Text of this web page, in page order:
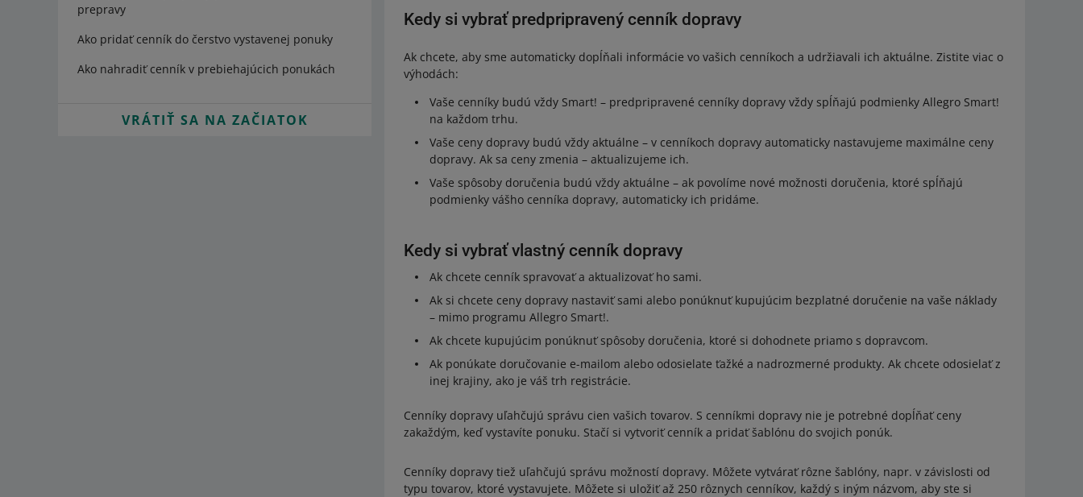
prepravy
Ako pridať cenník do čerstvo vystavenej ponuky
Ako nahradiť cenník v prebiehajúcich ponukách
VRÁTIŤ SA NA ZAČIATOK
Kedy si vybrať predpripravený cenník dopravy
Ak chcete, aby sme automaticky dopĺňali informácie vo vašich cenníkoch a udržiavali ich aktuálne. Zistite viac o
výhodách:
Vaše cenníky budú vždy Smart! – predpripravené cenníky dopravy vždy spĺňajú podmienky Allegro Smart!
na každom trhu.
Vaše ceny dopravy budú vždy aktuálne – v cenníkoch dopravy automaticky nastavujeme maximálne ceny
dopravy. Ak sa ceny zmenia – aktualizujeme ich.
Vaše spôsoby doručenia budú vždy aktuálne – ak povolíme nové možnosti doručenia, ktoré spĺňajú
podmienky vášho cenníka dopravy, automaticky ich pridáme.
Kedy si vybrať vlastný cenník dopravy
Ak chcete cenník spravovať a aktualizovať ho sami.
Ak si chcete ceny dopravy nastaviť sami alebo ponúknuť kupujúcim bezplatné doručenie na vaše náklady
– mimo programu Allegro Smart!.
Ak chcete kupujúcim ponúknuť spôsoby doručenia, ktoré si dohodnete priamo s dopravcom.
Ak ponúkate doručovanie e-mailom alebo odosielate ťažké a nadrozmerné produkty. Ak chcete odosielať z
inej krajiny, ako je váš trh registrácie.
Cenníky dopravy uľahčujú správu cien vašich tovarov. S cenníkmi dopravy nie je potrebné dopĺňať ceny
zakaždým, keď vystavíte ponuku. Stačí si vytvoriť cenník a pridať šablónu do svojich ponúk.
Cenníky dopravy tiež uľahčujú správu možností dopravy. Môžete vytvárať rôzne šablóny, napr. v závislosti od
typu tovarov, ktoré vystavujete. Môžete si uložiť až 250 rôznych cenníkov, každý s iným názvom, aby ste si